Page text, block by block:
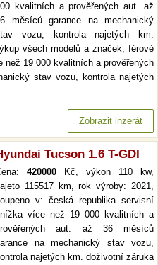
kvalitních a prověřených aut. až
měsíců garance na mechanický
vozu, kontrola najetých km.
všech modelů a značek, férové
19 000 kvalitních a prověřených
stav vozu, kontrola najetých
Zobrazit inzerát
Tucson 1.6 T-GDI
420000 Kč, výkon 110 kw,
115517 km, rok výroby: 2021,
v: česká republika servisní
více než 19 000 kvalitních a
aut. až 36 měsíců
na mechanický stav vozu,
najetých km. doživotní záruka